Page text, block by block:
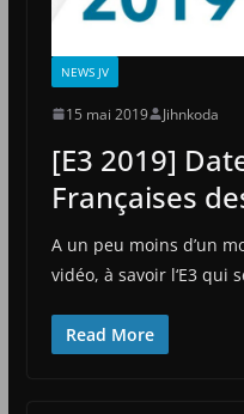
NEWS JV
15 mai 2019 Jihnkoda
[E3 2019]
Françaises
A un peu moins d’un
vidéo, à savoir l‘E3 qui
Read More